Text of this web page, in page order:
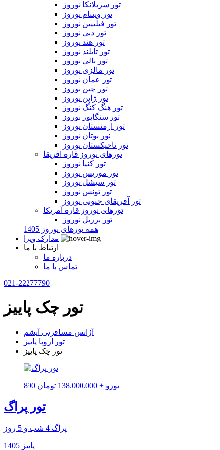
تور سریلانکا نوروز
تور ویتنام نوروز
تور فیلیپین نوروز
تور دبی نوروز
تور هند نوروز
تور تایلند نوروز
تور بالی نوروز
تور مالزی نوروز
تور عمان نوروز
تور چین نوروز
تور ژاپن نوروز
تور هنگ کنگ نوروز
تور سنگاپور نوروز
تور ارمنستان نوروز
تور بوتان نوروز
تور تاجیکستان نوروز
تورهای نوروز قاره آفریقا
تور کنیا نوروز
تور موریس نوروز
تور سیشل نوروز
تور تونس نوروز
تور آفریقای جنوبی نوروز
تورهای نوروز قاره آمریکا
تور برزیل نوروز
همه تورهای نوروز 1405
مدارک ویزا
ارتباط با ما
درباره ما
تماس با ما
021-22277790
تور چک پاییز
آژانس مسافرتی آیشم
تور اروپا پاییز
تور چک پاییز
890 یورو + 138.000.000 تومان
تور پراگ
پراگ 4 شب و 5 روز
پاییز 1405